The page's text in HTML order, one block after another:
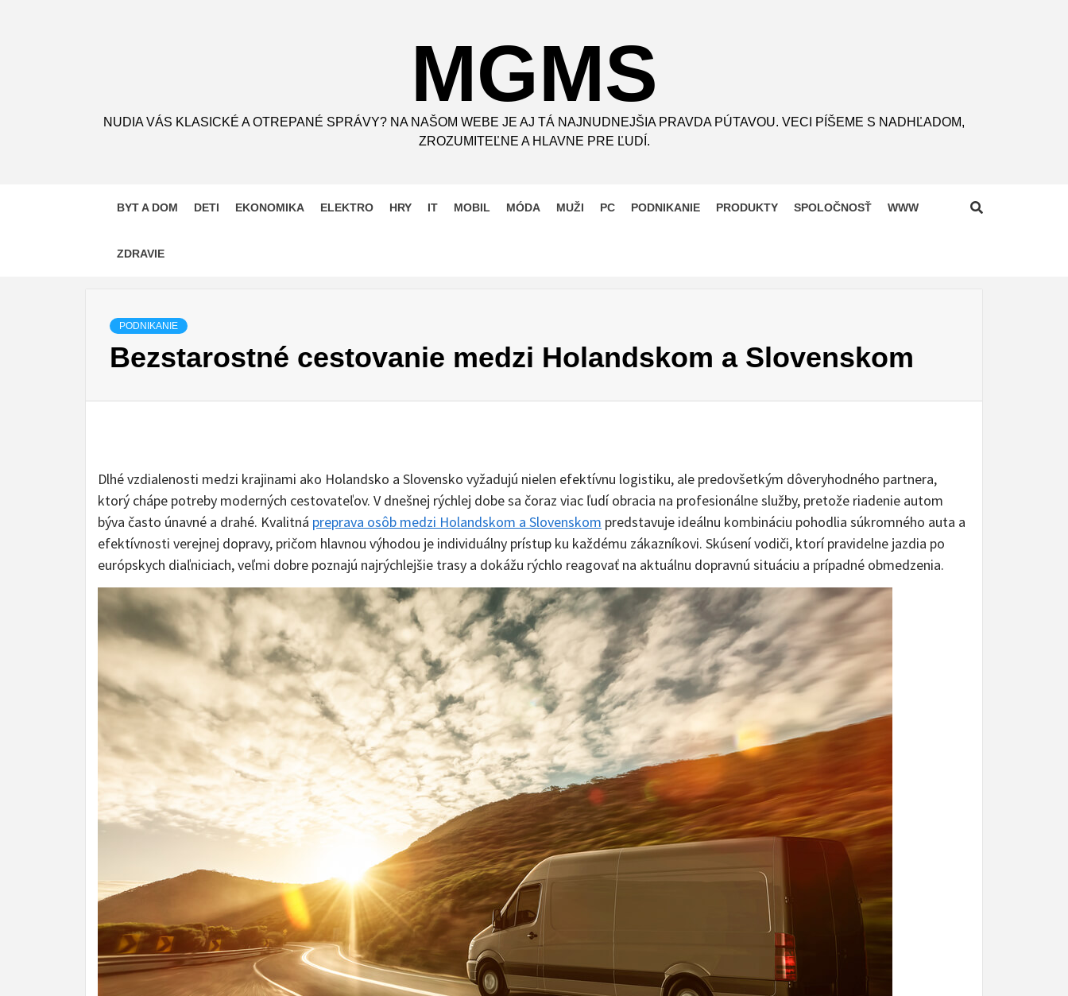
MGMS
NUDIA VÁS KLASICKÉ A OTREPANÉ SPRÁVY? NA NAŠOM WEBE JE AJ TÁ NAJNUDNEJŠIA PRAVDA PÚTAVOU. VECI PÍŠEME S NADHĽADOM,
ZROZUMITEĽNE A HLAVNE PRE ĽUDÍ.
BYT A DOM DETI EKONOMIKA ELEKTRO HRY IT MOBIL MÓDA MUŽI PC PODNIKANIE PRODUKTY SPOLOČNOSŤ WWW
ZDRAVIE
PODNIKANIE
Bezstarostné cestovanie medzi Holandskom a Slovenskom
Dlhé vzdialenosti medzi krajinami ako Holandsko a Slovensko vyžadujú nielen efektívnu logistiku, ale predovšetkým dôveryhodného partnera,
ktorý chápe potreby moderných cestovateľov. V dnešnej rýchlej dobe sa čoraz viac ľudí obracia na profesionálne služby, pretože riadenie autom
býva často únavné a drahé. Kvalitná preprava osôb medzi Holandskom a Slovenskom predstavuje ideálnu kombináciu pohodlia súkromného auta a
efektívnosti verejnej dopravy, pričom hlavnou výhodou je individuálny prístup ku každému zákazníkovi. Skúsení vodiči, ktorí pravidelne jazdia po
európskych diaľniciach, veľmi dobre poznajú najrýchlejšie trasy a dokážu rýchlo reagovať na aktuálnu dopravnú situáciu a prípadné obmedzenia.